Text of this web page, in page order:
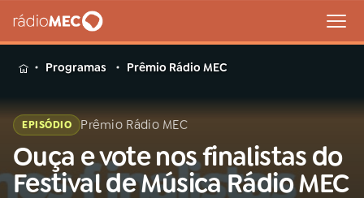
MENU
Buscar
na
Rádio
Buscar
Programas Prêmio Rádio MEC
EPISÓDIO Prêmio Rádio MEC
Ouça e vote nos finalistas do
Festival de Música Rádio MEC